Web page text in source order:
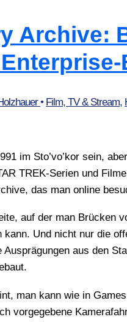
Archive:
• Film, TV & Stream,
im Sto’­vo’­kor sein,
TREK-Seri­en und
das man online
auf der man Brü­cken
kann. Und nicht nur die
Aus­prä­gun­gen aus den
man kann wie in
vor­ge­ge­be­ne